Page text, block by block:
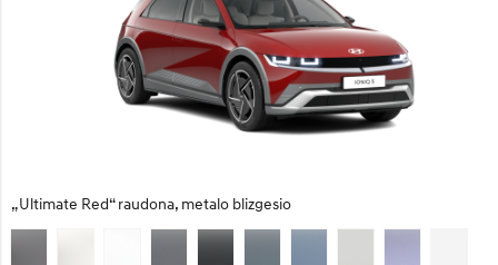
„Ultimate Red“ raudona, metalo blizgesio